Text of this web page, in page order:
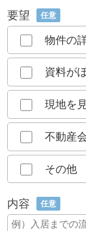
要望 任意
物件の
資料が
現地を
不動産
その他
内容 任意